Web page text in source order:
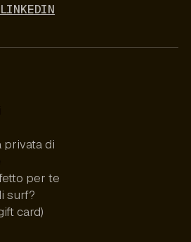
LINKEDIN
privata di
per te
surf?
card)